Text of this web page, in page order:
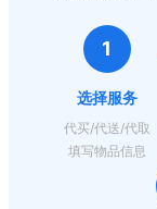
1
选择服务
代买/代送/代取
填写物品信息